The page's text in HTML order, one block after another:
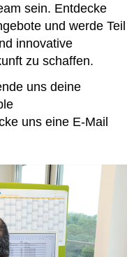
sein. Entdecke
und werde Teil
innovative
zu schaffen.
uns deine
uns eine E-Mail